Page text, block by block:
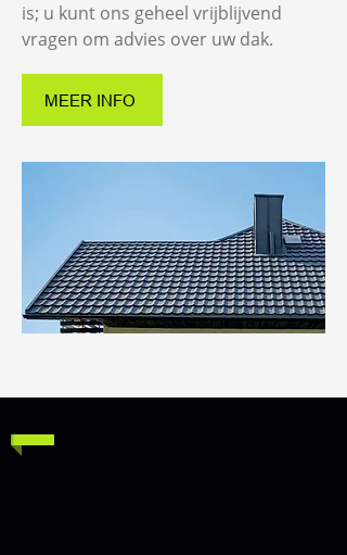
is; u kunt ons geheel vrijblijvend
vragen om advies over uw dak.
MEER INFO